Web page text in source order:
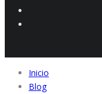
Inicio
Blog